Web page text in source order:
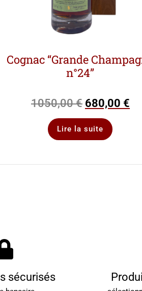
Cognac “Grande
n°24”
1050,00€ 680,00 €
Lire la suite
sécurisés